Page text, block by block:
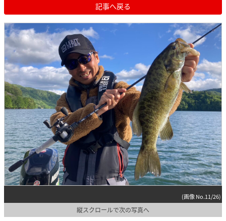
記事へ戻る
(画像 No.11/26)
縦スクロールで次の写真へ